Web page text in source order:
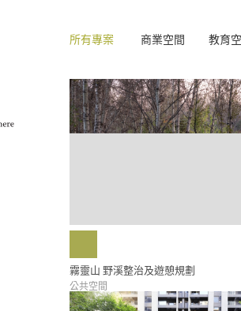
所有專案 商業空間 教育
霧靈山 野溪整治及遊憩規劃
公共空間